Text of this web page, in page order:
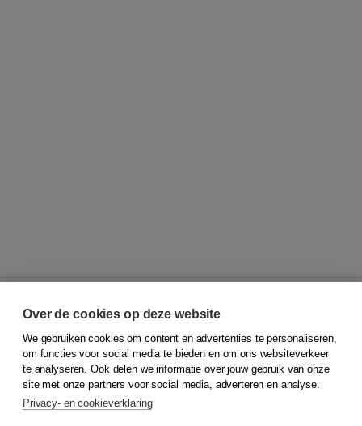
© 2026Koninklijke Boom uitgevers
Klantenservice
Service & informatie
Contact
Over de cookies op deze website
We gebruiken cookies om content en advertenties te personaliseren,
om functies voor social media te bieden en om ons websiteverkeer
te analyseren. Ook delen we informatie over jouw gebruik van onze
site met onze partners voor social media, adverteren en analyse.
Privacy- en cookieverklaring